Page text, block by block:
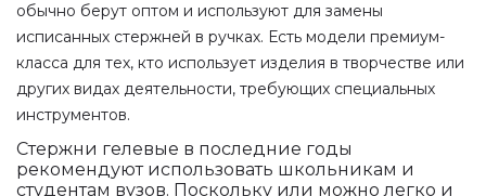
обычно берут оптом и используют для замены
исписанных стержней в ручках. Есть модели премиум-
класса для тех, кто использует изделия в творчестве или
других видах деятельности, требующих специальных
инструментов.
Стержни гелевые в последние годы
рекомендуют использовать школьникам и
студентам вузов. Поскольку или можно легко и